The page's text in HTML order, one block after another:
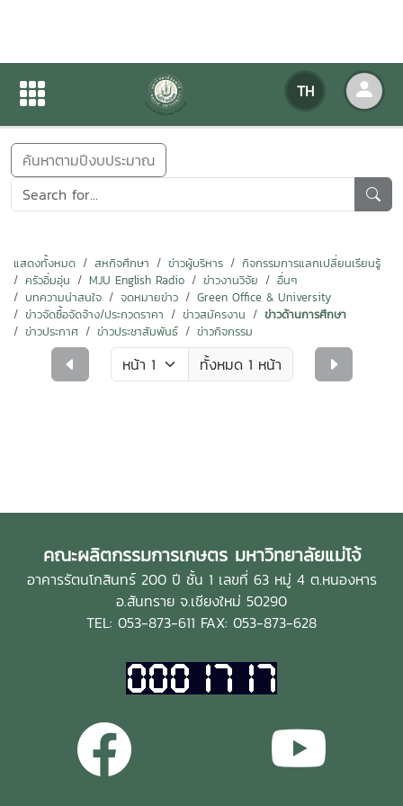
TH
ข่าวสารกิจกรรม
ค้นหาตามปีงบประมาณ
แสดงทั้งหมด สหกิจศึกษา ข่าวผู้บริหาร
กิจกรรมการแลกเปลี่ยนเรียนรู้
ครัวอิ่มอุ่น
MJU English Radio ข่าวงานวิจัย
อื่นๆ
บทความน่าสนใจ
จดหมายข่าว
Green Office & University
ข่าวจัดซื้อจัดจ้าง/ประกวดราคา
ข่าวสมัครงาน
ข่าวด้านการศึกษา
ข่าวประกาศ
ข่าวประชาสัมพันธ์ ข่าวกิจกรรม
ทั้งหมด 1 หน้า
คณะผลิตกรรมการเกษตร มหาวิทยาลัยแม่โจ้
อาคารรัตนโกสินทร์ 200 ปี ชั้น 1 เลขที่ 63 หมู่ 4 ต.หนองหาร
อ.สันทราย จ.เชียงใหม่ 50290
TEL: 053-873-611 FAX: 053-873-628